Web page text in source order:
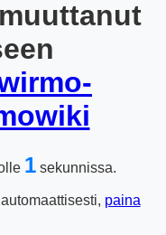
1sekunnissa.
paina